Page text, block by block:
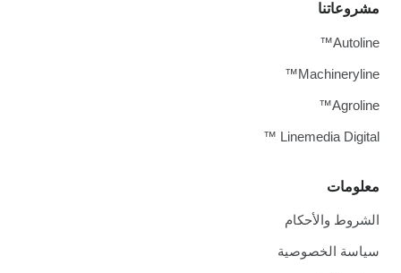
معلومات
الشروط والأحكام
سياسة الخصوصية
مشروعاتنا
Autoline™
Machineryline™
Agroline™
Linemedia Digital ™